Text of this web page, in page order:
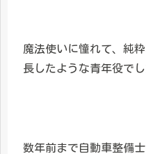
魔法使いに憧れて、純
長したような青年役でし
数年前まで自動車整備